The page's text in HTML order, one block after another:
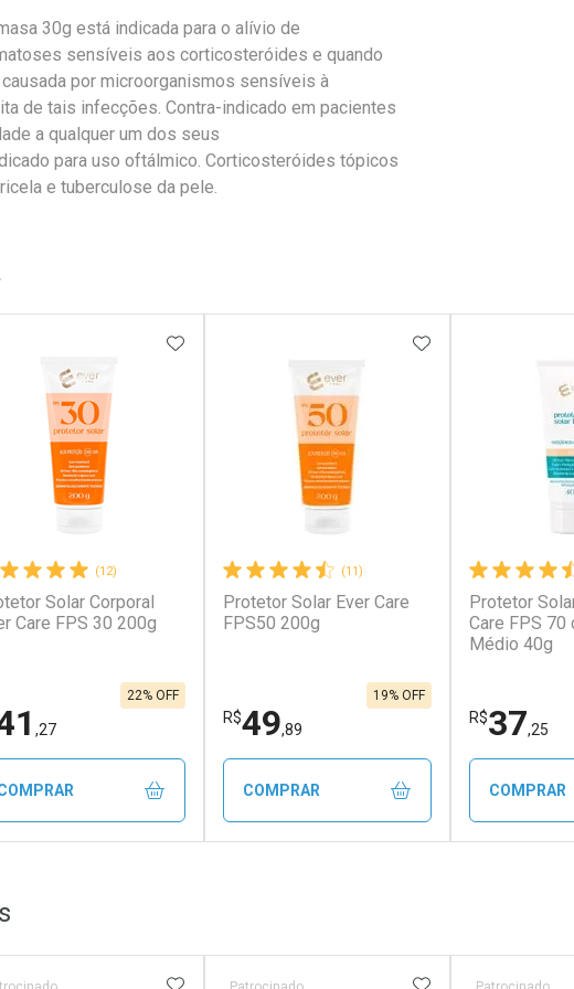
30g está indicada para o alívio de
sensíveis aos corticosteróides e quando
por microorganismos sensíveis à
de tais infecções. Contra-indicado em pacientes
a qualquer um dos seus
para uso oftálmico. Corticosteróides tópicos
e tuberculose da pele.
AOS FAVORITOS
(12)
Solar Corporal
Care FPS 30 200g
,27
22% OFF
ADICIONAR AOS FAVORITOS
Menos
(11)
Protetor Solar Ever Care
FPS50 200g
R$49,89
19% OFF
ADICIONAR AOS
COMPRAR
Protetor
Care FPS 70
Médio 40g
R$37,25
COMPRAR
AOS FAVORITOSADICIONAR AOS FAVORITOSADICIONAR AOS